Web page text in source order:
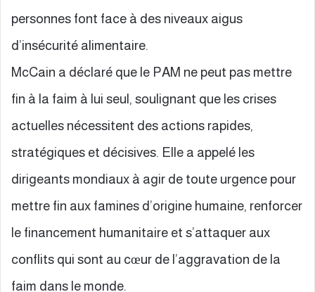
personnes font face à des niveaux aigus
d’insécurité alimentaire.
McCain a déclaré que le PAM ne peut pas mettre
fin à la faim à lui seul, soulignant que les crises
actuelles nécessitent des actions rapides,
stratégiques et décisives. Elle a appelé les
dirigeants mondiaux à agir de toute urgence pour
mettre fin aux famines d’origine humaine, renforcer
le financement humanitaire et s’attaquer aux
conflits qui sont au cœur de l’aggravation de la
faim dans le monde.